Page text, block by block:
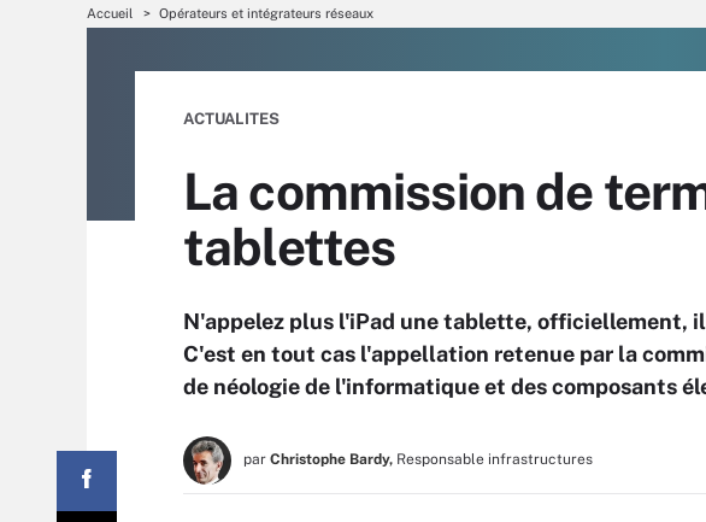
Accueil Opérateurs et intégrateurs réseaux
ACTUALITES
La commission de
tablettes
N'appelez plus l'iPad une tablette, officiellement,
C'est en tout cas l'appellation retenue par la
de néologie de l'informatique et des composants
par Christophe Bardy, Responsable infrastructures